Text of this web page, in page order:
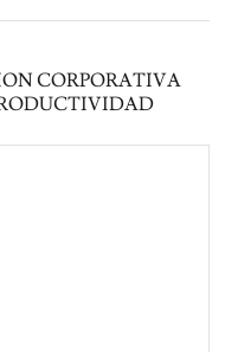
CORPORATIVA